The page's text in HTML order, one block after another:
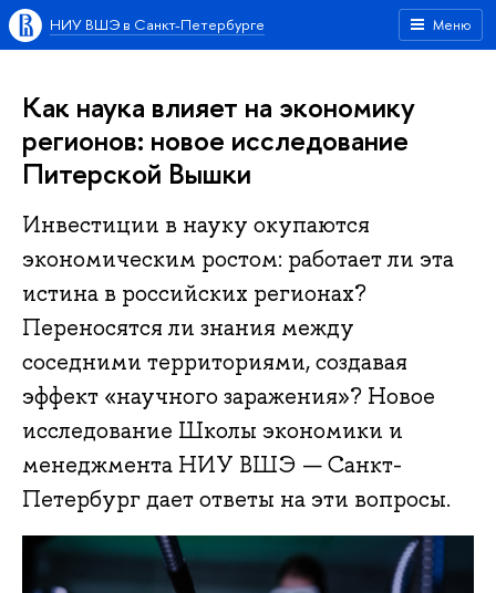
Меню
НИУ ВШЭ в Санкт-Петербурге
Как наука влияет на экономику
регионов: новое исследование
Питерской Вышки
Инвестиции в науку окупаются
экономическим ростом: работает ли эта
истина в российских регионах?
Переносятся ли знания между
соседними территориями, создавая
эффект «научного заражения»? Новое
исследование Школы экономики и
менеджмента НИУ ВШЭ — Санкт-
Петербург дает ответы на эти вопросы.